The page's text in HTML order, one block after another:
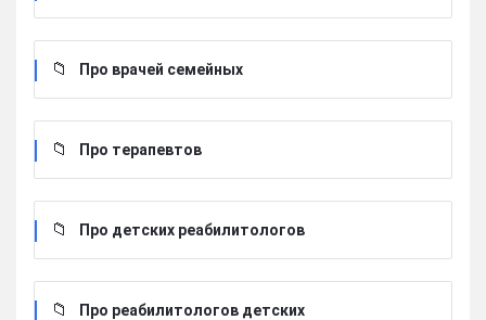
Про врачей семейных
Про терапевтов
Про детских реабилитологов
Про реабилитологов детских